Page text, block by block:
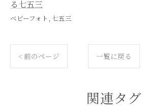
る七五三
ベビーフォト 七五三
< 前のページ 一覧に戻る
関連タグ